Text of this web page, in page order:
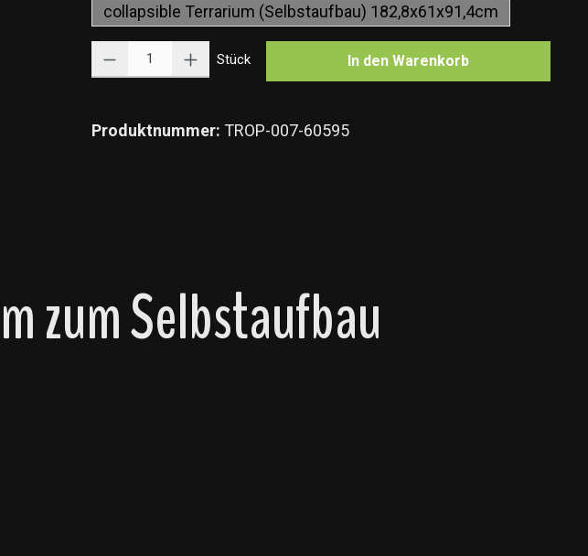
collapsible Terrarium (Selbstaufbau) 182,8x61x91,4cm
Stück In den Warenkorb
Produktnummer: TROP-007-60595
zum Selbstaufbau